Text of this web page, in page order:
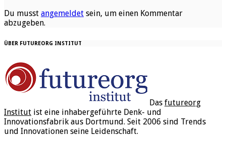
Du musst angemeldet sein, um einen Kommentar
abzugeben.
ÜBER FUTUREORG INSTITUT
Das futureorg
Institut ist eine inhabergeführte Denk- und
Innovationsfabrik aus Dortmund. Seit 2006 sind Trends
und Innovationen seine Leidenschaft.